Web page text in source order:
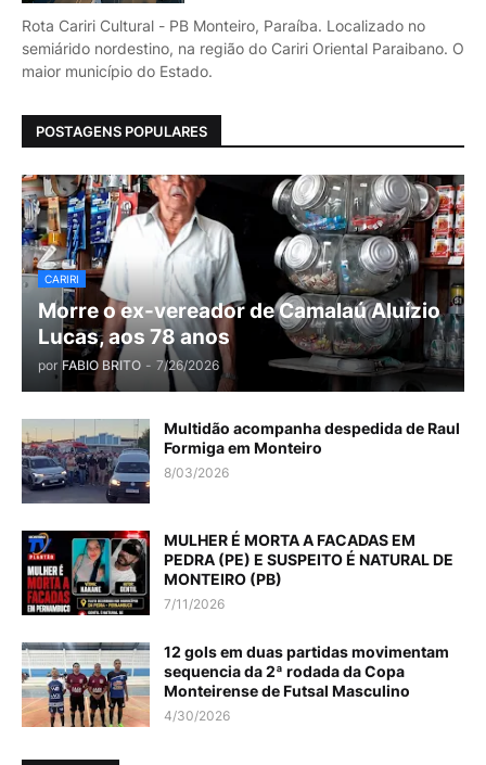
Rota Cariri Cultural - PB Monteiro, Paraíba. Localizado no
semiárido nordestino, na região do Cariri Oriental Paraibano. O
maior município do Estado.
POSTAGENS POPULARES
CARIRI
Morre o ex-vereador de Camalaú Aluízio
Lucas, aos 78 anos
por FABIO BRITO - 7/26/2026
Multidão acompanha despedida de Raul
Formiga em Monteiro
8/03/2026
MULHER É MORTA A FACADAS EM
PEDRA (PE) E SUSPEITO É NATURAL DE
MONTEIRO (PB)
7/11/2026
12 gols em duas partidas movimentam
sequencia da 2ª rodada da Copa
Monteirense de Futsal Masculino
4/30/2026